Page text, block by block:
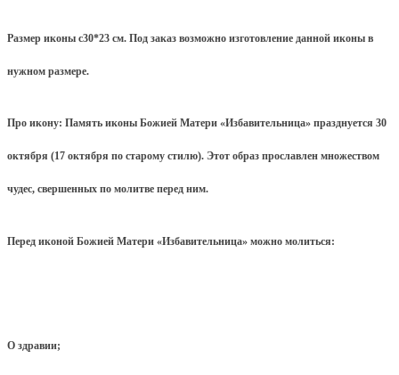
Размер иконы с30*23 см. Под заказ возможно изготовление данной иконы в
нужном размере.
Про икону: Память иконы Божией Матери «Избавительница» празднуется 30
октября (17 октября по старому стилю). Этот образ прославлен множеством
чудес, свершенных по молитве перед ним.
Перед иконой Божией Матери «Избавительница» можно молиться:
О здравии;